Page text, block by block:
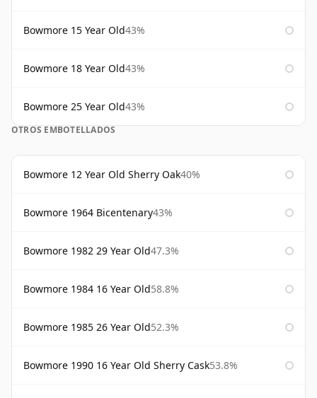
Bowmore 15 Year Old43%
Bowmore 18 Year Old43%
Bowmore 25 Year Old43%
OTROS EMBOTELLADOS
Bowmore 12 Year Old Sherry Oak40%
Bowmore 1964 Bicentenary43%
Bowmore 1982 29 Year Old47.3%
Bowmore 1984 16 Year Old58.8%
Bowmore 1985 26 Year Old52.3%
Bowmore 1990 16 Year Old Sherry Cask53.8%